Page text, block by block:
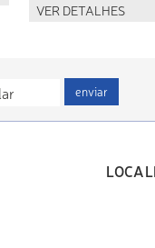
VER DETALHES
enviar